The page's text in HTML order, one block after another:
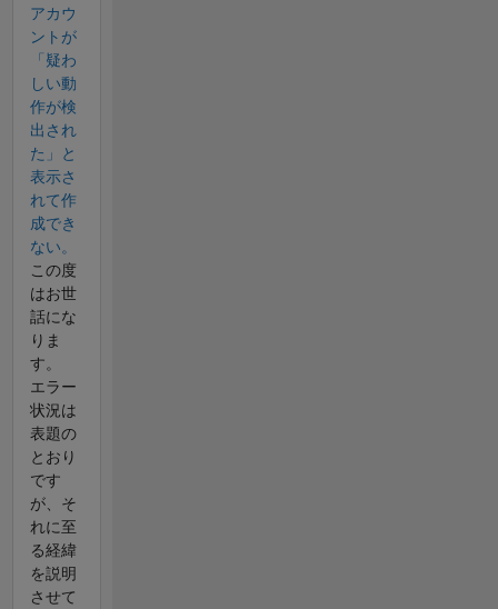
アカウ
ントが
「疑わ
しい動
作が検
出され
た」と
表示さ
れて作
成でき
ない。
この度
はお世
話にな
りま
す。
エラー
状況は
表題の
とおり
です
が、そ
れに至
る経緯
を説明
させて